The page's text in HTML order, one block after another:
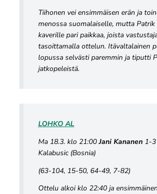
Tiihonen vei ensimmäisen erän ja
menossa suomalaiselle, mutta
kaverille pari paikkaa, joista
tasoittamalla ottelun. Itävaltalainen
lopussa selvästi paremmin ja tiputti
jatkopeleistä.
LOHKO AL
Ma 18.3. klo 21:00Jani Kananen1-3
Kalabusic (Bosnia)
(63-104, 15-50, 64-49, 7-82)
Ottelu alkoi klo 22:40 ja